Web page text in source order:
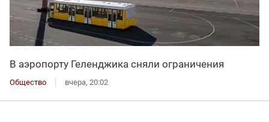
В аэропорту Геленджика сняли ограничения
Общество вчера, 20:02